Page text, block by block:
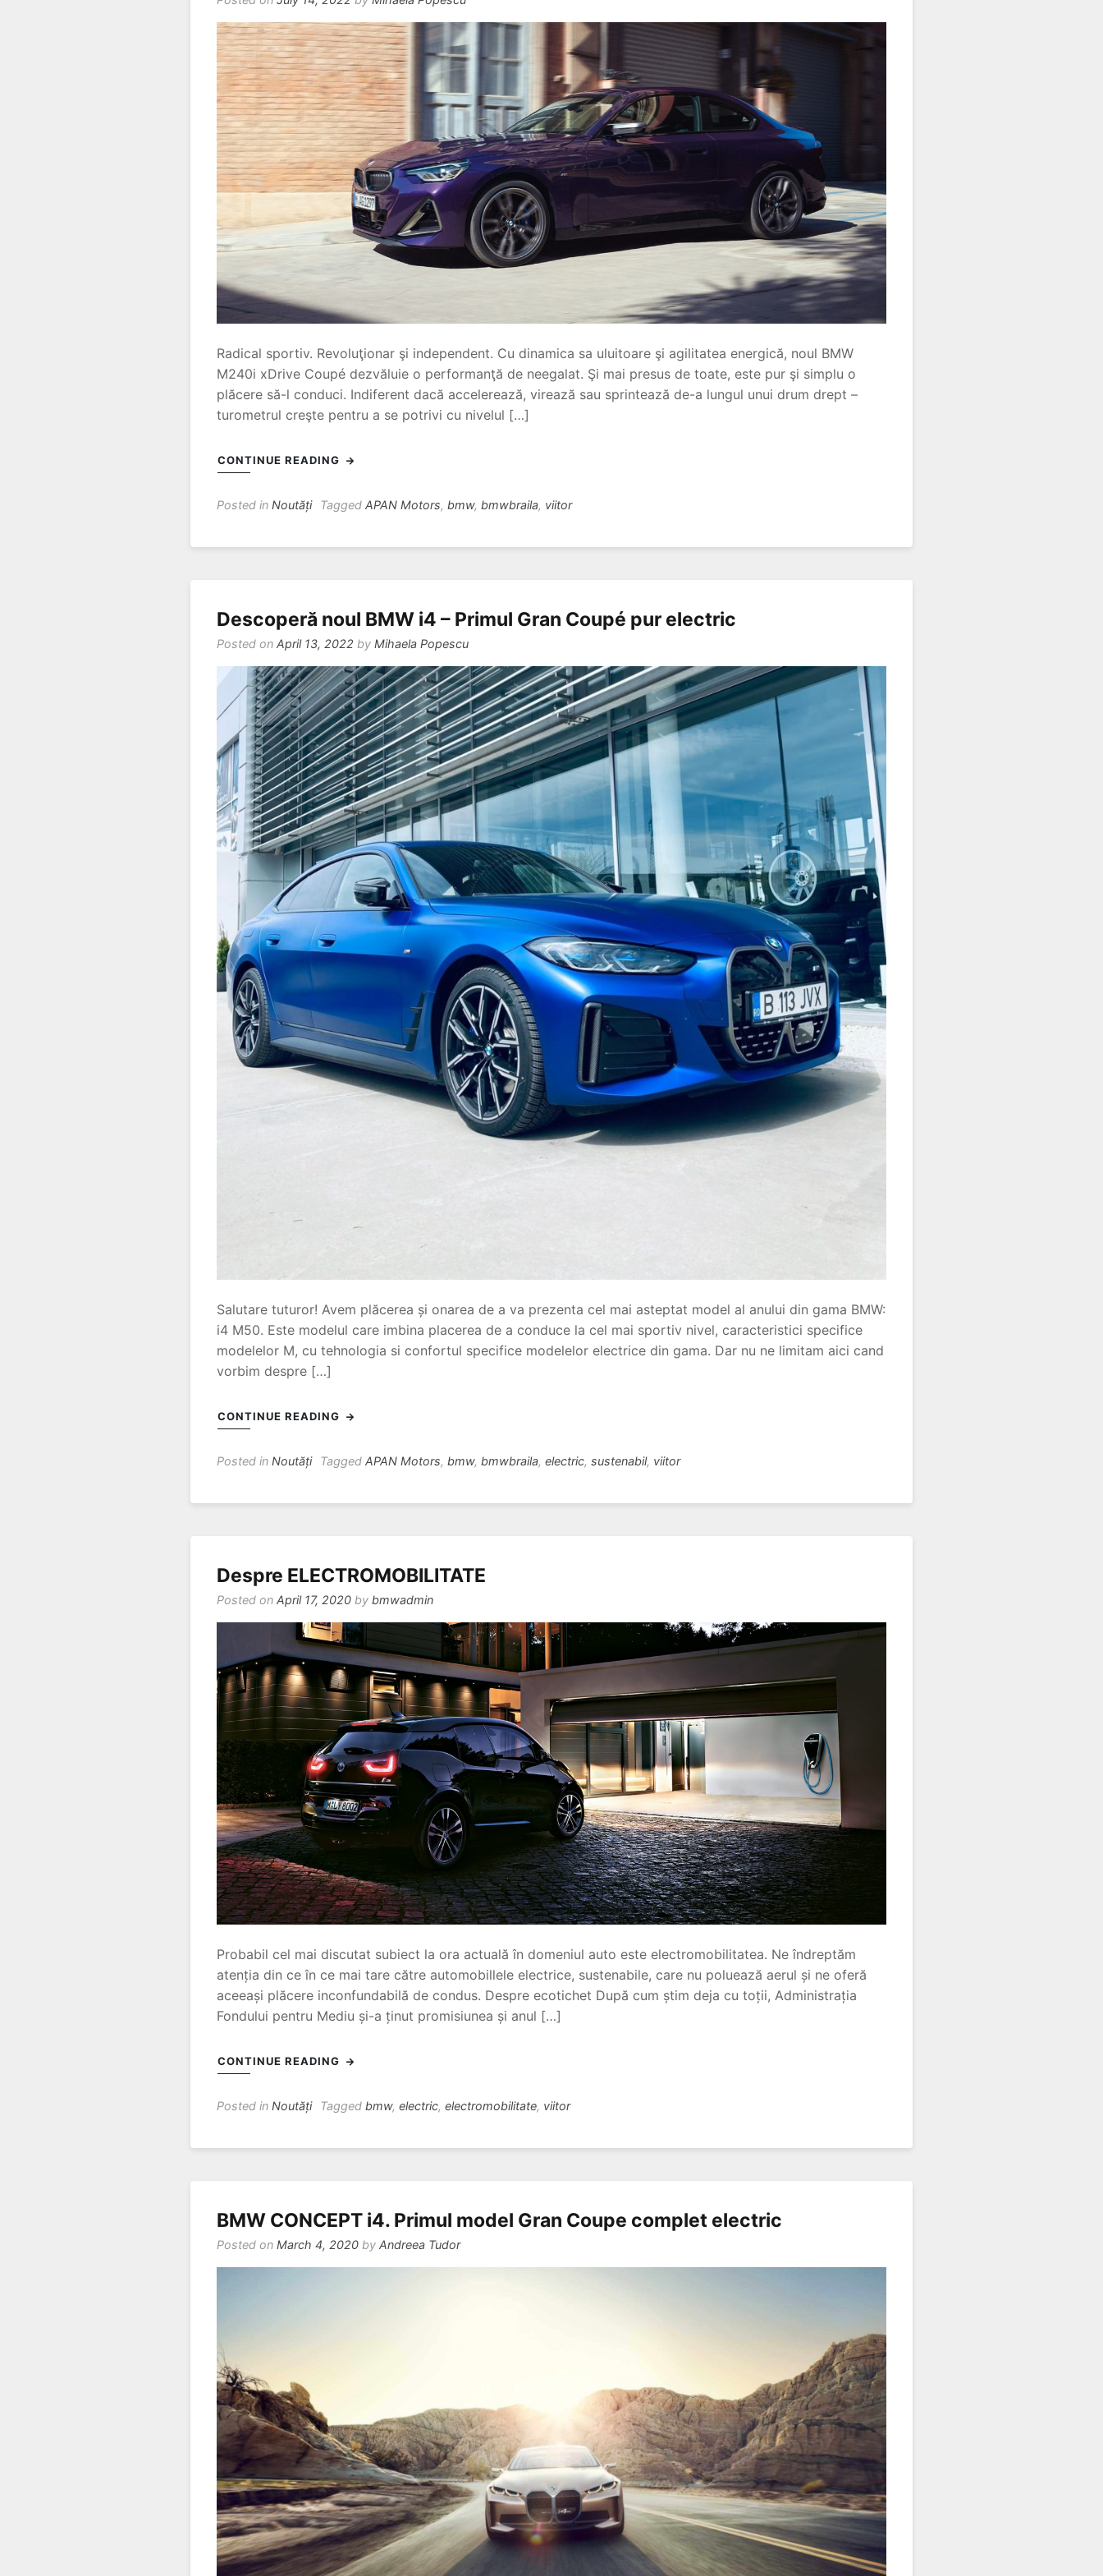
Radical sportiv. Revoluţionar şi independent. Cu dinamica sa uluitoare şi agilitatea energică, noul BMW
M240i xDrive Coupé dezvăluie o performanţă de neegalat. Şi mai presus de toate, este pur şi simplu o
plăcere să-l conduci. Indiferent dacă accelerează, virează sau sprintează de-a lungul unui drum drept –
turometrul creşte pentru a se potrivi cu nivelul […]
CONTINUE READING
Posted in Noutăți Tagged APAN Motors, bmw, bmwbraila, viitor
Descoperă noul BMW i4 – Primul Gran Coupé pur electric
Posted on April 13, 2022 by Mihaela Popescu
Salutare tuturor! Avem plăcerea și onarea de a va prezenta cel mai asteptat model al anului din gama BMW:
i4 M50. Este modelul care imbina placerea de a conduce la cel mai sportiv nivel, caracteristici specifice
modelelor M, cu tehnologia si confortul specifice modelelor electrice din gama. Dar nu ne limitam aici cand
vorbim despre […]
CONTINUE READING
Posted in Noutăți Tagged APAN Motors, bmw, bmwbraila, electric, sustenabil, viitor
Despre ELECTROMOBILITATE
Posted on April 17, 2020 by bmwadmin
Probabil cel mai discutat subiect la ora actuală în domeniul auto este electromobilitatea. Ne îndreptăm
atenția din ce în ce mai tare către automobillele electrice, sustenabile, care nu poluează aerul și ne oferă
aceeași plăcere inconfundabilă de condus. Despre ecotichet După cum știm deja cu toții, Administrația
Fondului pentru Mediu și-a ținut promisiunea și anul […]
CONTINUE READING
Posted in Noutăți Tagged bmw, electric, electromobilitate, viitor
BMW CONCEPT i4. Primul model Gran Coupe complet electric
Posted on March 4, 2020 by Andreea Tudor